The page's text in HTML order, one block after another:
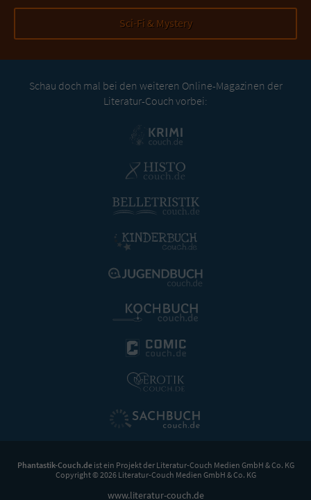
Sci-Fi & Mystery
Schau doch mal bei den weiteren Online-Magazinen der
Literatur-Couch vorbei:
Phantastik-Couch.deist ein Projekt der Literatur-Couch Medien GmbH & Co. KG
Copyright © 2026 Literatur-Couch Medien GmbH & Co. KG
www.literatur-couch.de